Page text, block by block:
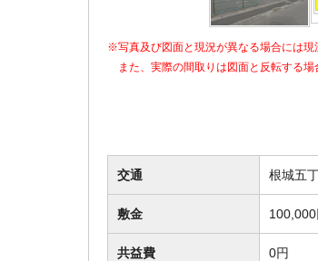
※写真及び図面と現況が異なる場合には現
また、実際の間取りは図面と反転する場
交通 根城五
敷金 100,000
共益費 0円